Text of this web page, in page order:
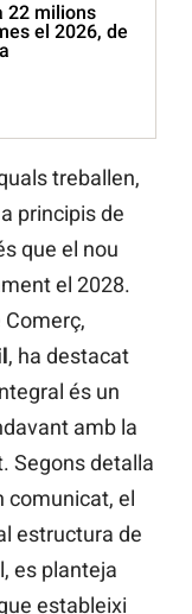
22 milions
el 2026, de
treballen,
principis de
que el nou
el 2028.
Comerç,
, ha destacat
és un
amb la
Segons detalla
comunicat, el
estructura de
es planteja
estableixi